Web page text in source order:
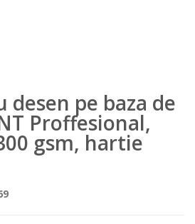
desen pe baza de
Proffesional,
gsm, hartie